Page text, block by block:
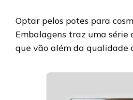
Optar pelos potes para
Embalagens traz uma série
que vão além da qualidade